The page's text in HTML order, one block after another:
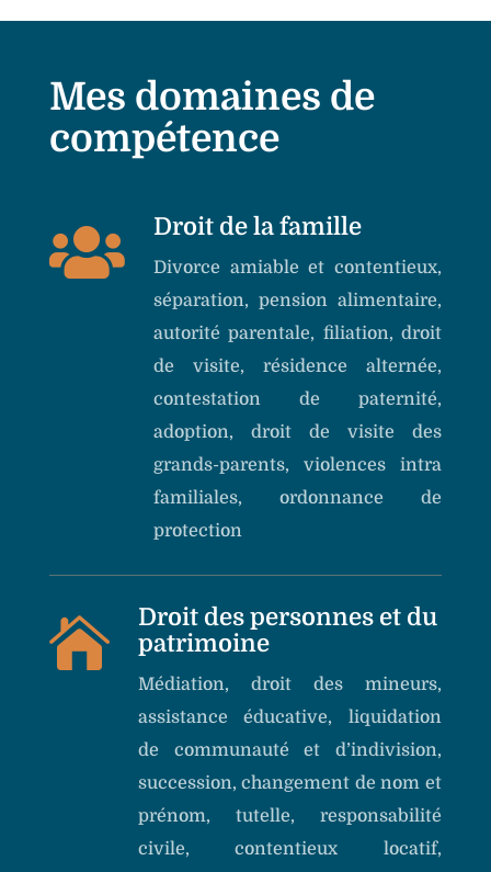
Mes domaines de
compétence
 Droit de la famille
Divorce amiable et contentieux,
séparation, pension alimentaire,
autorité parentale, filiation, droit
de visite, résidence alternée,
contestation de paternité,
adoption, droit de visite des
grands-parents, violences intra
familiales, ordonnance de
protection

Droit des personnes et du
patrimoine
Médiation, droit des mineurs,
assistance éducative, liquidation
de communauté et d’indivision,
succession, changement de nom et
prénom, tutelle, responsabilité
civile, contentieux locatif,